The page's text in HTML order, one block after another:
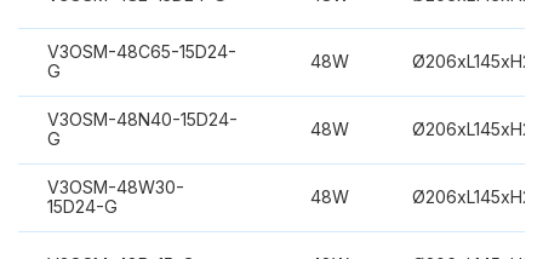
V3OSM-48C65-15D24-
G
48W
V3OSM-48N40-15D24-
G
48W
V3OSM-48W30-
15D24-G
48W